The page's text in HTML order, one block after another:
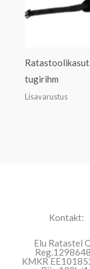
tugirihm
Lisavarustus
Kontakt:
Elu Ratastel
KMKR